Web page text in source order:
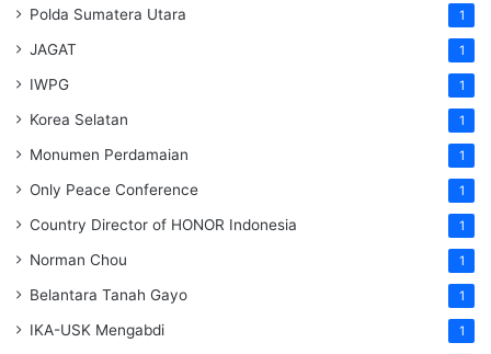
Polda Sumatera Utara 1
JAGAT 1
IWPG 1
Korea Selatan 1
Monumen Perdamaian 1
Only Peace Conference 1
Country Director of HONOR Indonesia 1
Norman Chou 1
Belantara Tanah Gayo 1
IKA-USK Mengabdi 1